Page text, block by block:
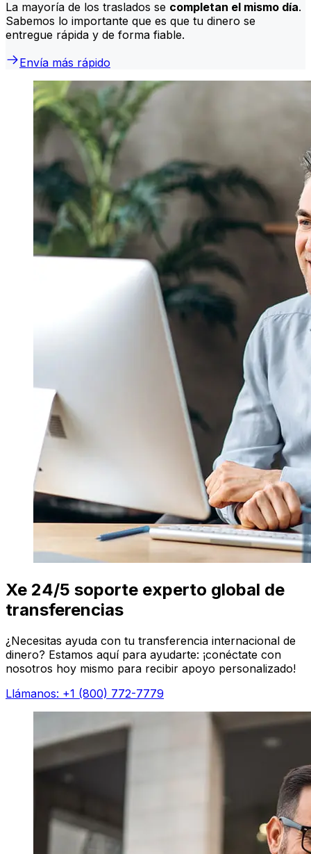
La mayoría de los traslados se completan el mismo día.
Sabemos lo importante que es que tu dinero se
entregue rápida y de forma fiable.
Envía más rápido
Xe 24/5 soporte experto global de
transferencias
¿Necesitas ayuda con tu transferencia internacional de
dinero? Estamos aquí para ayudarte: ¡conéctate con
nosotros hoy mismo para recibir apoyo personalizado!
Llámanos: +1 (800) 772-7779